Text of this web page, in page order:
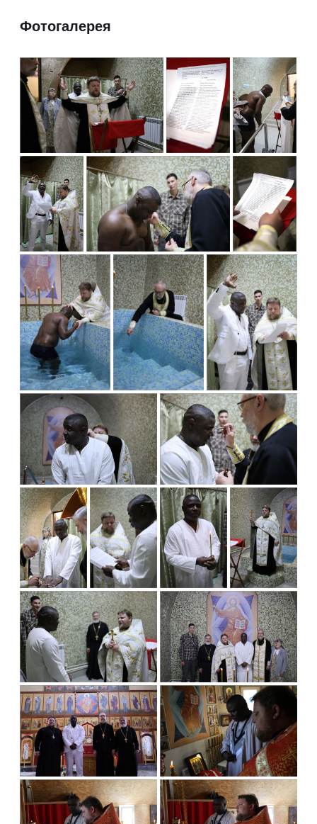
Фотогалерея